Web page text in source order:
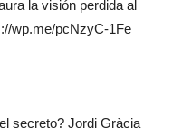
la visión perdida al
wp.me/pcNzyC-1Fe
secreto? Jordi Gràcia